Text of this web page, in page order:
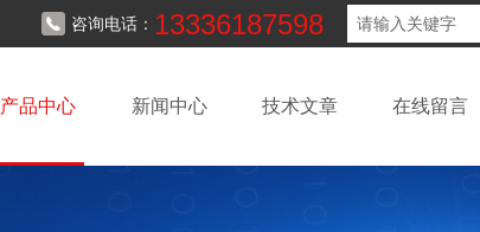
咨询电话： 13336187598
产品中心 新闻中心 技术文章 在线留言